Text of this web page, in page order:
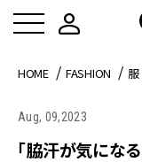
HOME FASHION 服
Aug, 09,2023
「脇汗が気にな